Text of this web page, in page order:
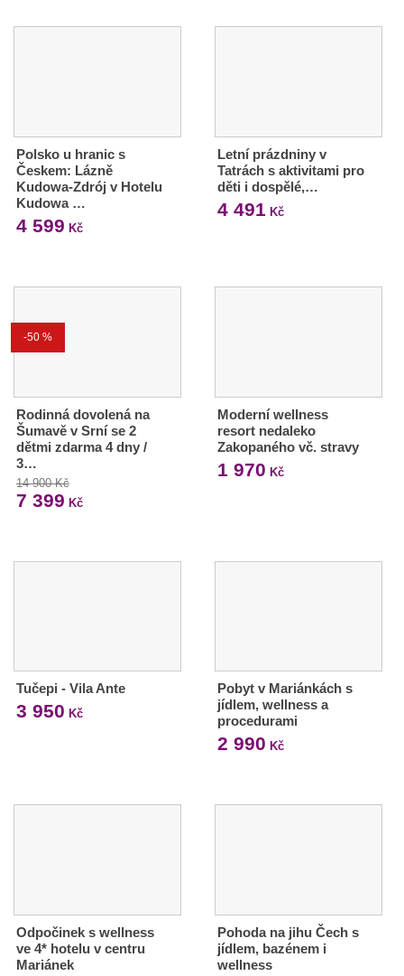
Polsko u hranic s
Českem: Lázně
Kudowa-Zdrój v Hotelu
Kudowa …
4 599 Kč
Letní prázdniny v
Tatrách s aktivitami pro
děti i dospělé,…
4 491 Kč
-50 %
Rodinná dovolená na
Šumavě v Srní se 2
dětmi zdarma 4 dny /
3…
14 900 Kč
7 399 Kč
Moderní wellness
resort nedaleko
Zakopaného vč. stravy
1 970 Kč
Tučepi - Vila Ante
3 950 Kč
Pobyt v Mariánkách s
jídlem, wellness a
procedurami
2 990 Kč
Odpočinek s wellness
ve 4* hotelu v centru
Mariánek
Pohoda na jihu Čech s
jídlem, bazénem i
wellness